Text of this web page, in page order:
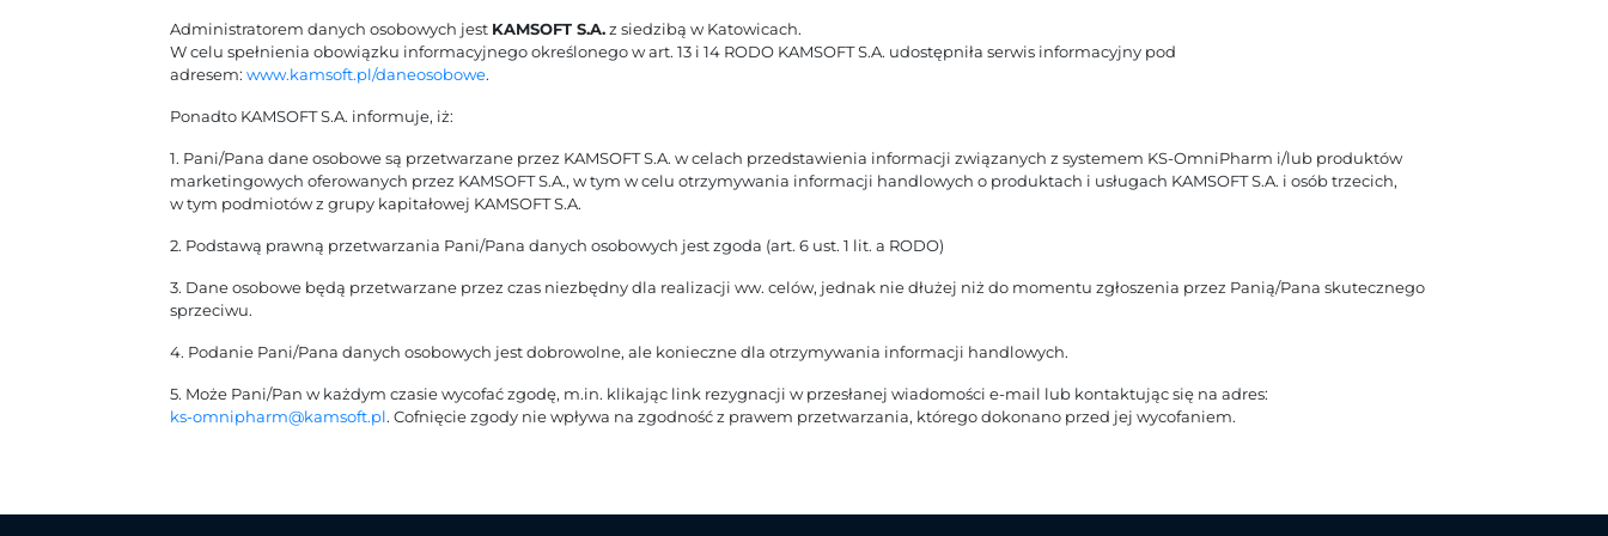
Administratorem danych osobowych jest KAMSOFT S.A.z siedzibą w Katowicach.
W celu spełnienia obowiązku informacyjnego określonego w art. 13 i 14 RODO KAMSOFT S.A. udostępniła serwis informacyjny pod
adresem: www.kamsoft.pl/daneosobowe.
Ponadto KAMSOFT S.A. informuje, iż:
1. Pani/Pana dane osobowe są przetwarzane przez KAMSOFT S.A. w celach przedstawienia informacji związanych z systemem KS-OmniPharm i/lub produktów
marketingowych oferowanych przez KAMSOFT S.A., w tym w celu otrzymywania informacji handlowych o produktach i usługach KAMSOFT S.A. i osób trzecich,
w tym podmiotów z grupy kapitałowej KAMSOFT S.A.
2. Podstawą prawną przetwarzania Pani/Pana danych osobowych jest zgoda (art. 6 ust. 1 lit. a RODO)
3. Dane osobowe będą przetwarzane przez czas niezbędny dla realizacji ww. celów, jednak nie dłużej niż do momentu zgłoszenia przez Panią/Pana skutecznego
sprzeciwu.
4. Podanie Pani/Pana danych osobowych jest dobrowolne, ale konieczne dla otrzymywania informacji handlowych.
5. Może Pani/Pan w każdym czasie wycofać zgodę, m.in. klikając link rezygnacji w przesłanej wiadomości e-mail lub kontaktując się na adres:
ks-omnipharm@kamsoft.pl. Cofnięcie zgody nie wpływa na zgodność z prawem przetwarzania, którego dokonano przed jej wycofaniem.